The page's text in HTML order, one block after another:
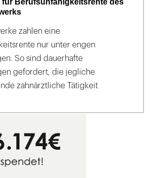
zahlen eine
nur unter engen
So sind dauerhafte
gefordert, die jegliche
zahnärztliche Tätigkeit